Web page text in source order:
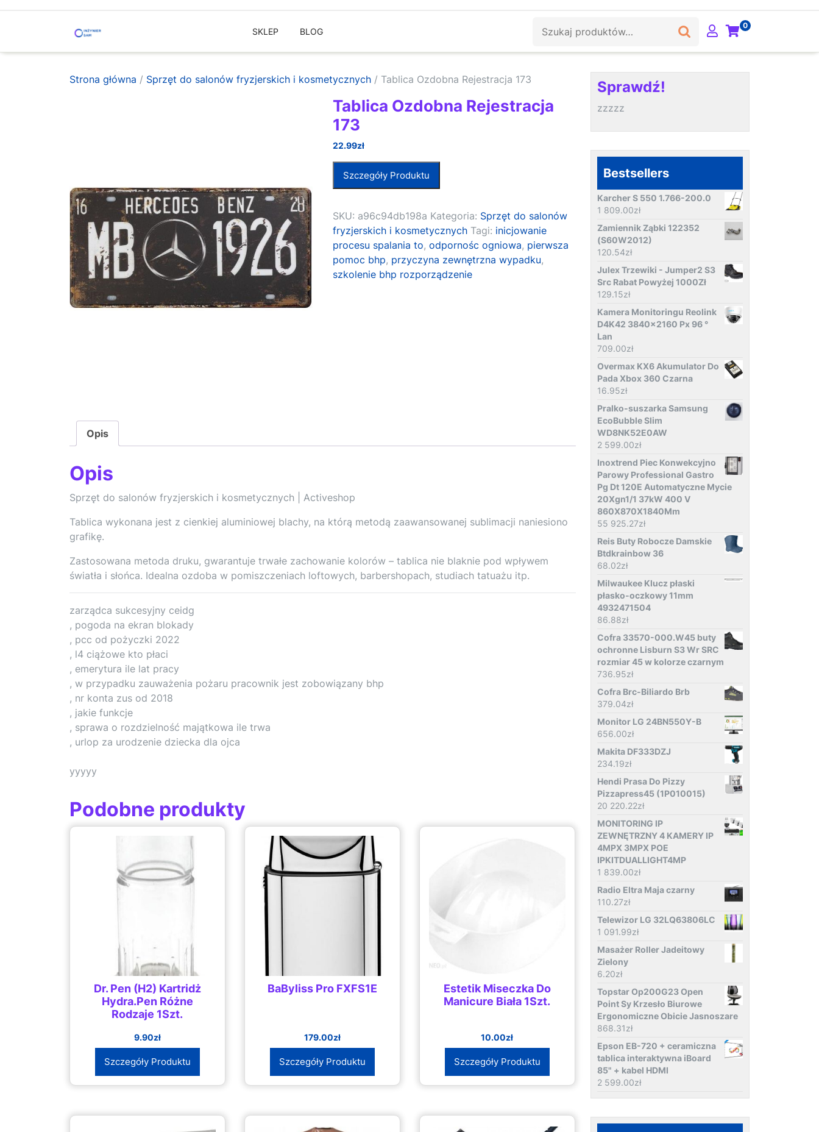
SKLEP BLOG
0
Strona główna / Sprzęt do salonów fryzjerskich i kosmetycznych / Tablica Ozdobna Rejestracja 173
Tablica Ozdobna Rejestracja
173
22.99zł
Szczegóły Produktu
SKU: a96c94db198a Kategoria: Sprzęt do salonów
fryzjerskich i kosmetycznych Tagi: inicjowanie
procesu spalania to,odpornośc ogniowa, pierwsza
pomoc bhp, przyczyna zewnętrzna wypadku,
szkolenie bhp rozporządzenie
Opis
Opis
Sprzęt do salonów fryzjerskich i kosmetycznych | Activeshop
Tablica wykonana jest z cienkiej aluminiowej blachy, na którą metodą zaawansowanej sublimacji naniesiono
grafikę.
Zastosowana metoda druku, gwarantuje trwałe zachowanie kolorów – tablica nie blaknie pod wpływem
światła i słońca. Idealna ozdoba w pomiszczeniach loftowych, barbershopach, studiach tatuażu itp.
zarządca sukcesyjny ceidg
, pogoda na ekran blokady
, pcc od pożyczki 2022
, l4 ciążowe kto płaci
, emerytura ile lat pracy
, w przypadku zauważenia pożaru pracownik jest zobowiązany bhp
, nr konta zus od 2018
, jakie funkcje
, sprawa o rozdzielność majątkowa ile trwa
, urlop za urodzenie dziecka dla ojca
yyyyy
Podobne produkty
Dr. Pen (H2) Kartridż
Hydra.Pen Różne
Rodzaje 1Szt.
9.90zł
Szczegóły Produktu
BaByliss Pro FXFS1E
179.00zł
Szczegóły Produktu
Estetik Miseczka Do
Manicure Biała 1Szt.
10.00zł
Szczegóły Produktu
Sprawdź!
zzzzz
Bestsellers
Karcher S 550 1.766-200.0
1 809.00zł
Zamiennik Ząbki 122352
(S60W2012)
120.54zł
Julex Trzewiki - Jumper2 S3
Src Rabat Powyżej 1000Zł
129.15zł
Kamera Monitoringu Reolink
D4K42 3840x2160 Px 96 °
Lan
709.00zł
Overmax KX6 Akumulator Do
Pada Xbox 360 Czarna
16.95zł
Pralko-suszarka Samsung
EcoBubble Slim
WD8NK52E0AW
2 599.00zł
Inoxtrend Piec Konwekcyjno
Parowy Professional Gastro
Pg Dt 120E Automatyczne Mycie
20Xgn1/1 37kW 400 V
860X870X1840Mm
55 925.27zł
Reis Buty Robocze Damskie
Btdkrainbow 36
68.02zł
Milwaukee Klucz płaski
płasko-oczkowy 11mm
4932471504
86.88zł
Cofra 33570-000.W45 buty
ochronne Lisburn S3 Wr SRC
rozmiar 45 w kolorze czarnym
736.95zł
Cofra Brc-Biliardo Brb
379.04zł
Monitor LG 24BN550Y-B
656.00zł
Makita DF333DZJ
234.19zł
Hendi Prasa Do Pizzy
Pizzapress45 (1P010015)
20 220.22zł
MONITORING IP
ZEWNĘTRZNY 4 KAMERY IP
4MPX 3MPX POE
IPKITDUALLIGHT4MP
1 839.00zł
Radio Eltra Maja czarny
110.27zł
Telewizor LG 32LQ63806LC
1 091.99zł
Masażer Roller Jadeitowy
Zielony
6.20zł
Topstar Op200G23 Open
Point Sy Krzesło Biurowe
Ergonomiczne Obicie Jasnoszare
868.31zł
Epson EB-720 + ceramiczna
tablica interaktywna iBoard
85" + kabel HDMI
2 599.00zł